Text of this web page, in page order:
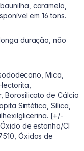
caramelo,
em 16 tons.
duração, não
Mica,
Borosilicato de Cálcio
Sintética, Sílica,
[+/-
de estanho/CI
Óxidos de